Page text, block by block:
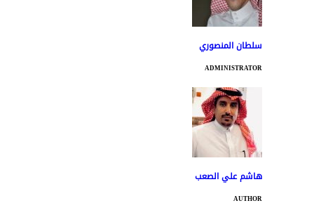
سلطان المنصوري
ADMINISTRATOR
هاشم علي الصعب
AUTHOR